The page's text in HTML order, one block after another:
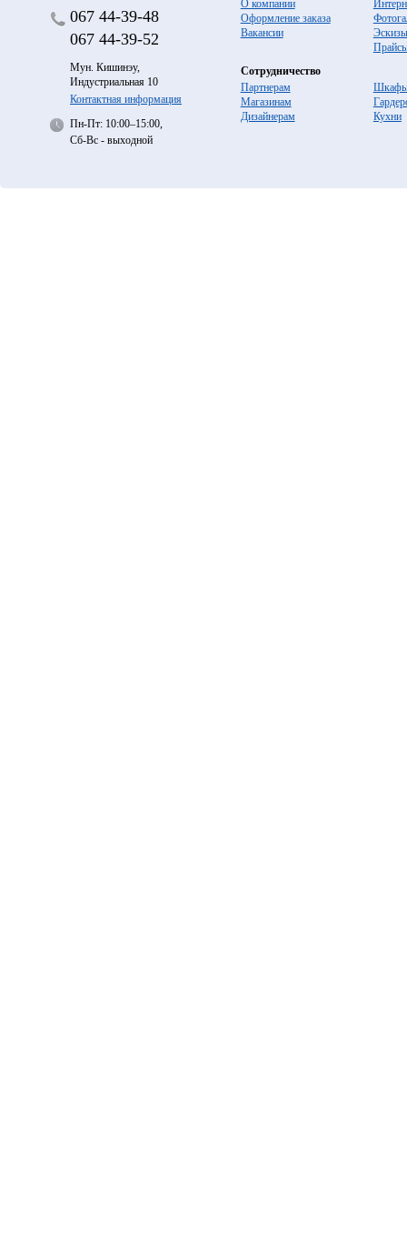
067 44-39-48
067 44-39-52
Мун. Кишинэу,
Индустриальная 10
Контактная информация
Пн-Пт: 10:00–15:00,
Сб-Вс - выходной
О компании
Оформление заказа
Вакансии
Эскизы
Сотрудничество
Партнерам
Магазинам
Дизайнерам
Кухни